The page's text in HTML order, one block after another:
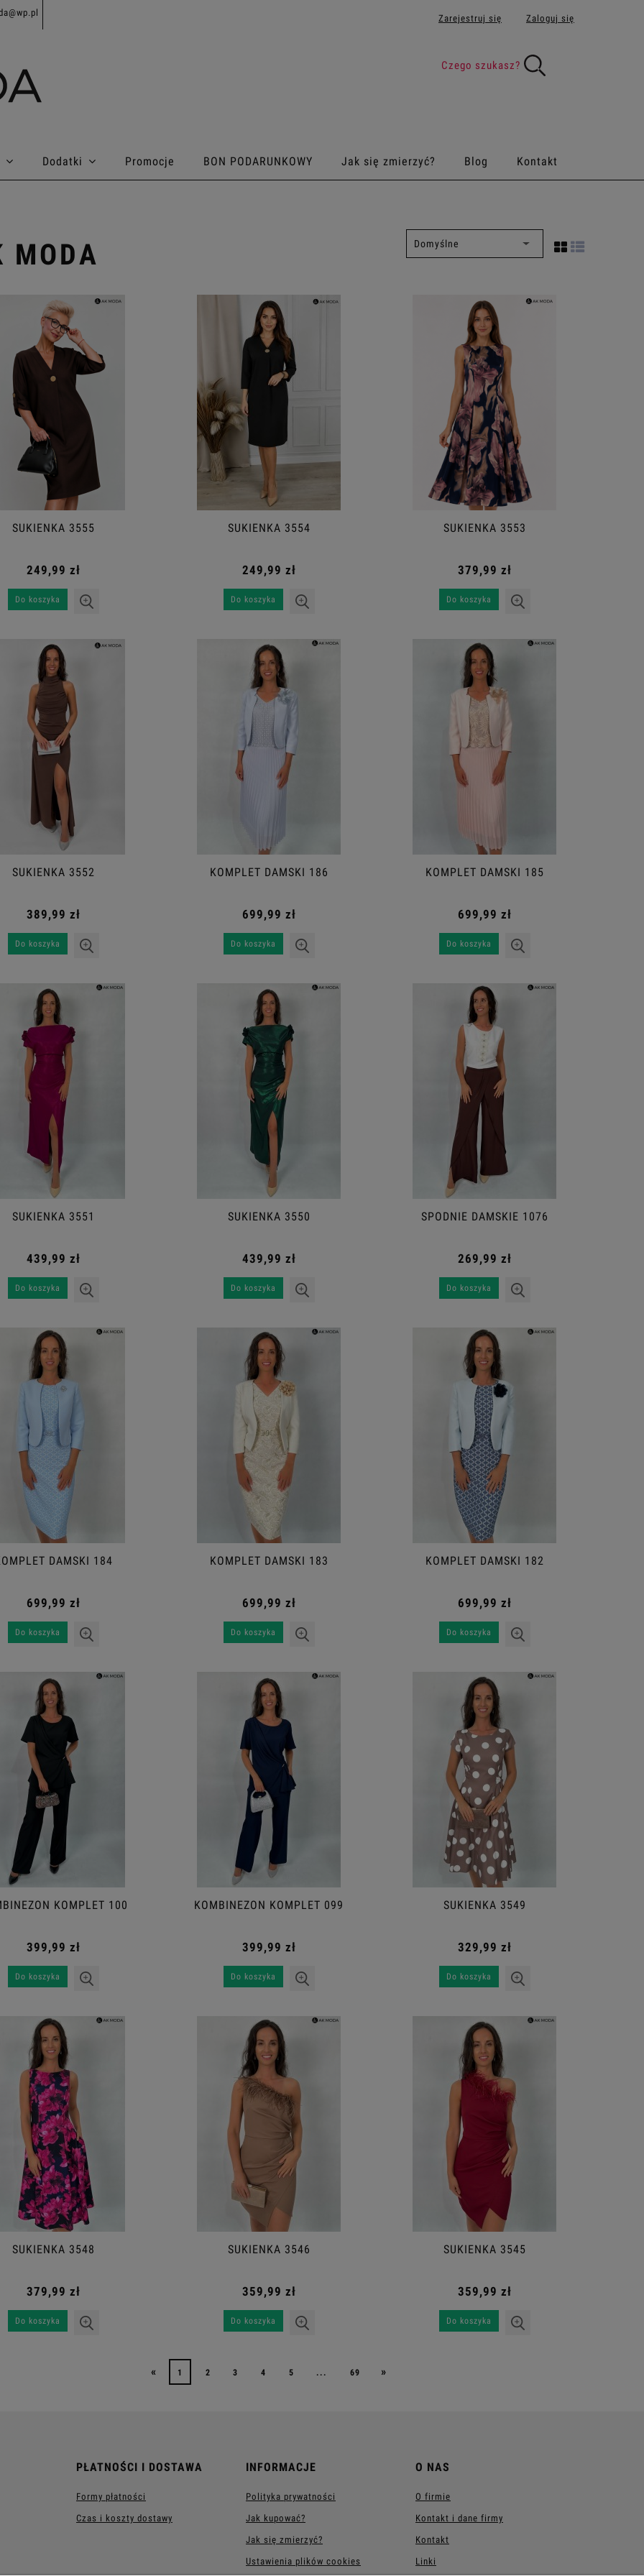
Zarejestruj się Zaloguj się
Dodatki Promocje BON PODARUNKOWY Jak się zmierzyć? Blog Kontakt
MODA
SUKIENKA 3555
249,99 zł
Do koszyka
SUKIENKA 3554
249,99 zł
Do koszyka
SUKIENKA 3553
379,99 zł
Do koszyka
SUKIENKA 3552
389,99 zł
Do koszyka
KOMPLET DAMSKI 186
699,99 zł
Do koszyka
KOMPLET DAMSKI 185
699,99 zł
Do koszyka
SUKIENKA 3551
439,99 zł
Do koszyka
SUKIENKA 3550
439,99 zł
Do koszyka
SPODNIE DAMSKIE 1076
269,99 zł
Do koszyka
DAMSKI 184
699,99 zł
Do koszyka
KOMPLET DAMSKI 183
699,99 zł
Do koszyka
KOMPLET DAMSKI 182
699,99 zł
Do koszyka
KOMPLET 100
399,99 zł
Do koszyka
KOMBINEZON KOMPLET 099
399,99 zł
Do koszyka
SUKIENKA 3549
329,99 zł
Do koszyka
SUKIENKA 3548
379,99 zł
Do koszyka
SUKIENKA 3546
359,99 zł
Do koszyka
SUKIENKA 3545
359,99 zł
Do koszyka
« 1 2 3 4 5 ... 69 »
PŁATNOŚCI I DOSTAWA
Formy płatności
Czas i koszty dostawy
INFORMACJE
Polityka prywatności
Jak kupować?
Jak się zmierzyć?
Ustawienia plików cookies
O NAS
O firmie
Kontakt i dane firmy
Kontakt
Linki